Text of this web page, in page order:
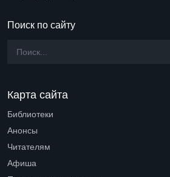
Поиск по сайту
Карта сайта
Библиотеки
Анонсы
Читателям
Афиша